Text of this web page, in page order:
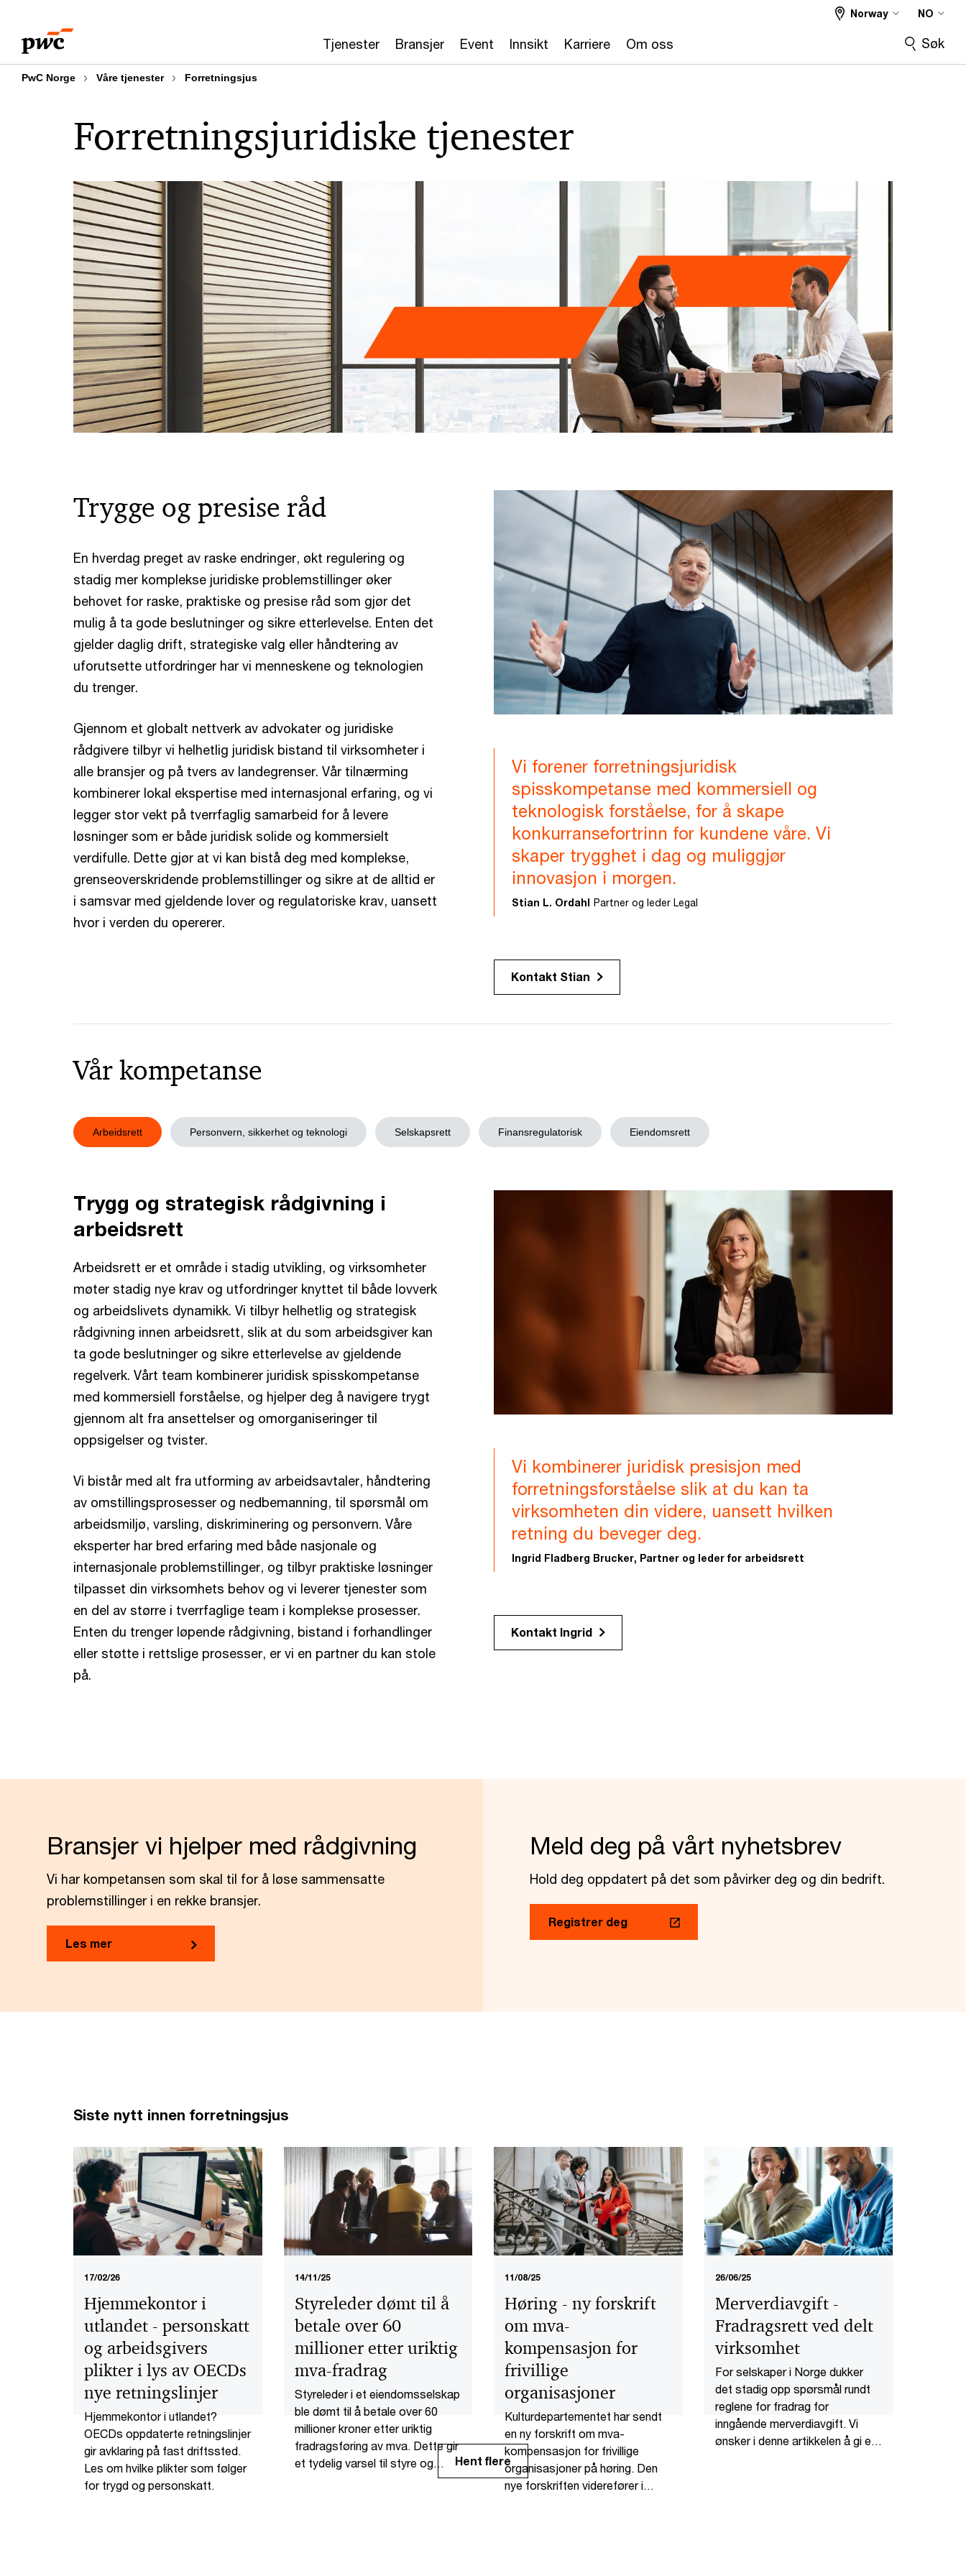
content
footer
Tjenester Bransjer Event Innsikt Karriere Om oss
Norway NO
Søk
PwC Norge Våre tjenester Forretningsjus
Forretningsjuridiske tjenester
Trygge og presise råd
En hverdag preget av raske endringer, økt regulering og
stadig mer komplekse juridiske problemstillinger øker
behovet for raske, praktiske og presise råd som gjør det
mulig å ta gode beslutninger og sikre etterlevelse. Enten det
gjelder daglig drift, strategiske valg eller håndtering av
uforutsette utfordringer har vi menneskene og teknologien
du trenger.
Gjennom et globalt nettverk av advokater og juridiske
rådgivere tilbyr vi helhetlig juridisk bistand til virksomheter i
alle bransjer og på tvers av landegrenser. Vår tilnærming
kombinerer lokal ekspertise med internasjonal erfaring, og vi
legger stor vekt på tverrfaglig samarbeid for å levere
løsninger som er både juridisk solide og kommersielt
verdifulle. Dette gjør at vi kan bistå deg med komplekse,
grenseoverskridende problemstillinger og sikre at de alltid er
i samsvar med gjeldende lover og regulatoriske krav, uansett
hvor i verden du opererer.
Vi forener forretningsjuridisk
spisskompetanse med kommersiell og
teknologisk forståelse, for å skape
konkurransefortrinn for kundene våre. Vi
skaper trygghet i dag og muliggjør
innovasjon i morgen.
Stian L. Ordahl Partner og leder Legal
Kontakt Stian
Vår kompetanse
Arbeidsrett Personvern, sikkerhet og teknologi Selskapsrett Finansregulatorisk Eiendomsrett
Trygg og strategisk rådgivning i
arbeidsrett
Arbeidsrett er et område i stadig utvikling, og virksomheter
møter stadig nye krav og utfordringer knyttet til både lovverk
og arbeidslivets dynamikk. Vi tilbyr helhetlig og strategisk
rådgivning innen arbeidsrett, slik at du som arbeidsgiver kan
ta gode beslutninger og sikre etterlevelse av gjeldende
regelverk. Vårt team kombinerer juridisk spisskompetanse
med kommersiell forståelse, og hjelper deg å navigere trygt
gjennom alt fra ansettelser og omorganiseringer til
oppsigelser og tvister.
Vi bistår med alt fra utforming av arbeidsavtaler, håndtering
av omstillingsprosesser og nedbemanning, til spørsmål om
arbeidsmiljø, varsling, diskriminering og personvern. Våre
eksperter har bred erfaring med både nasjonale og
internasjonale problemstillinger, og tilbyr praktiske løsninger
tilpasset din virksomhets behov og vi leverer tjenester som
en del av større i tverrfaglige team i komplekse prosesser.
Enten du trenger løpende rådgivning, bistand i forhandlinger
eller støtte i rettslige prosesser, er vi en partner du kan stole
på.
Vi kombinerer juridisk presisjon med
forretningsforståelse slik at du kan ta
virksomheten din videre, uansett hvilken
retning du beveger deg.
Ingrid Fladberg Brucker, Partner og leder for arbeidsrett
Kontakt Ingrid
Bransjer vi hjelper med rådgivning
Vi har kompetansen som skal til for å løse sammensatte
problemstillinger i en rekke bransjer.
Les mer
Meld deg på vårt nyhetsbrev
Hold deg oppdatert på det som påvirker deg og din bedrift.
Registrer deg
Siste nytt innen forretningsjus
17/02/26
Hjemmekontor i
utlandet - personskatt
og arbeidsgivers
plikter i lys av OECDs
nye retningslinjer
Hjemmekontor i utlandet?
OECDs oppdaterte retningslinjer
gir avklaring på fast driftssted.
Les om hvilke plikter som følger
for trygd og personskatt.
14/11/25
Styreleder dømt til å
betale over 60
millioner etter uriktig
mva-fradrag
Styreleder i et eiendomsselskap
ble dømt til å betale over 60
millioner kroner etter uriktig
fradragsføring av mva. Dette gir
et tydelig varsel til styre og
ledelse i næringslivet. Tingretten
11/08/25
Høring - ny forskrift
om mva-
kompensasjon for
frivillige
organisasjoner
Kulturdepartementet har sendt
en ny forskrift om mva-
kompensasjon for frivillige
organisasjoner på høring. Den
nye forskriften viderefører i
26/06/25
Merverdiavgift -
Fradragsrett ved delt
virksomhet
For selskaper i Norge dukker
det stadig opp spørsmål rundt
reglene for fradrag for
inngående merverdiavgift. Vi
ønsker i denne artikkelen å gi en
Hent flere